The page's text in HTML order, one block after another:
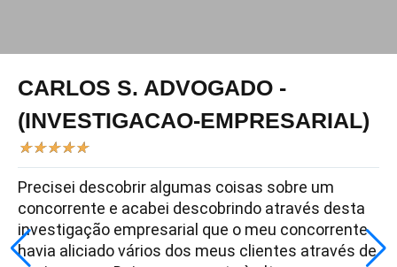
CARLOS S. ADVOGADO -
(INVESTIGACAO-EMPRESARIAL)
★★★★★
Precisei descobrir algumas coisas sobre um
concorrente e acabei descobrindo através desta
investigação empresarial que o meu concorrente
havia aliciado vários dos meus clientes através de